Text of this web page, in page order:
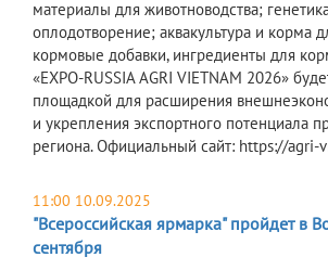
материалы для животноводства;
оплодотворение; аквакультура и корма
кормовые добавки, ингредиенты для
«EXPO-RUSSIA AGRI VIETNAM 2026»
площадкой для расширения
и укрепления экспортного потенциала
региона. Официальный сайт: https://agri-
11:00 10.09.2025
"Всероссийская ярмарка" пройдет в
сентября